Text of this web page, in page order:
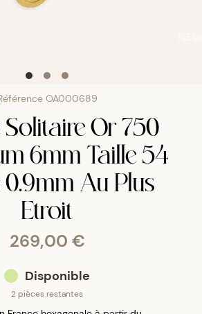
OA000689
Or 750
6mm Taille 54
Au Plus
Etroit
269,00 €
Disponible
2 pièces restantes